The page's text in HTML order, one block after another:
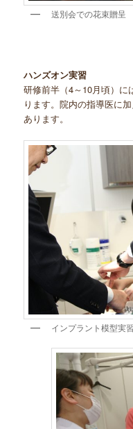
送別会での花束贈呈
ハンズオン実習
研修前半（4～10月頃）に
ります。院内の指導医に
あります。
インプラント模型実習